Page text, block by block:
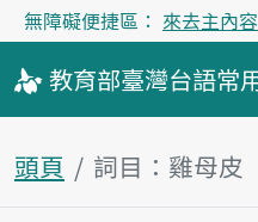
無障礙便捷區： 來去主內容
教育部臺灣台語常
頭頁 詞目：雞母皮